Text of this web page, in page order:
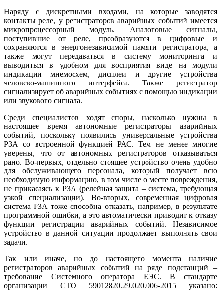
Наряду с дискретными входами, на которые заводятся
контакты реле, у регистраторов аварийных событий имеется
микропроцессорный модуль. Аналоговые сигналы,
поступившие от реле, преобразуются в цифровые и
сохраняются в энергонезависимой памяти регистратора, а
также могут передаваться в систему мониторинга и
выводиться в удобном для восприятия виде на модули
индикации мнемосхем, дисплеи и другие устройства
человеко-машинного интерфейса. Также регистратор
сигнализирует об аварийных событиях с помощью индикации
или звукового сигнала.
Среди специалистов ходят споры, насколько нужны в
настоящее время автономные регистраторы аварийных
событий, поскольку появились универсальные устройства
РЗА со встроенной функцией РАС. Тем не менее многие
уверены, что от автономных регистраторов отказываться
рано. Во‑первых, отдельно стоящее устройство очень удобно
для обслуживающего персонала, который получает всю
необходимую информацию, в том числе о месте повреждения,
не прикасаясь к РЗА (релейная защита – система, требующая
узкой специализации). Во‑вторых, современная цифровая
система РЗА тоже способна отказать, например, в результате
программной ошибки, а это автоматически приводит к отказу
функции регистрации аварийных событий. Независимое
устройство в данной ситуации продолжает выполнять свои
задачи.
Так или иначе, но до настоящего момента наличие
регистраторов аварийных событий на ряде подстанций –
требование Системного оператора ЕЭС. В стандарте
организации СТО 59012820.29.020.006-2015 указано: